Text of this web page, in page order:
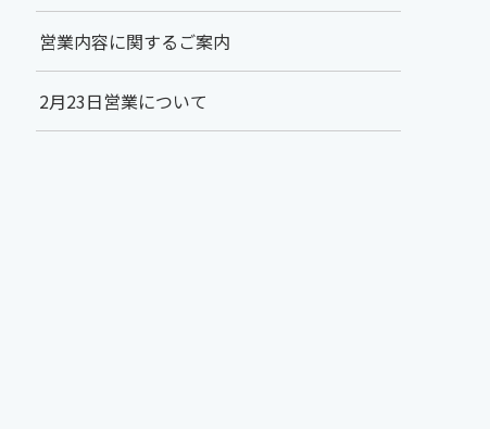
営業内容に関するご案内
2月23日営業について